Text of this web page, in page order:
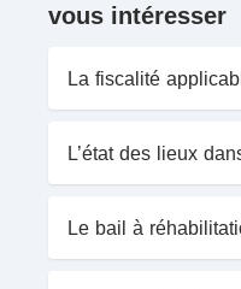
vous intéresser
La fiscalité
L’état des lieux
Le bail à